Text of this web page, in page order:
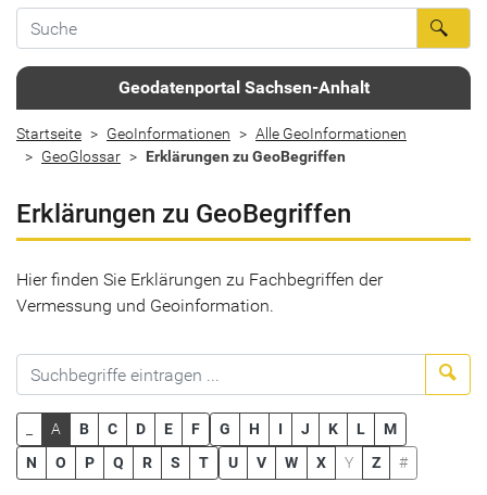
Geodatenportal Sachsen-Anhalt
Startseite GeoInformationen
Alle GeoInformationen
GeoGlossar
Erklärungen zu GeoBegriffen
Erklärungen zu GeoBegriffen
Hier finden Sie Erklärungen zu Fachbegriffen der
Vermessung und Geoinformation.
A B C D E F G H I J K L
M
N
O P Q R S T U V W X Y Z #